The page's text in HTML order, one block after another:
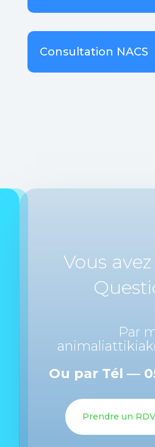
Consultation NACS
Vous
Par
Ou par Tél —
Prendre un